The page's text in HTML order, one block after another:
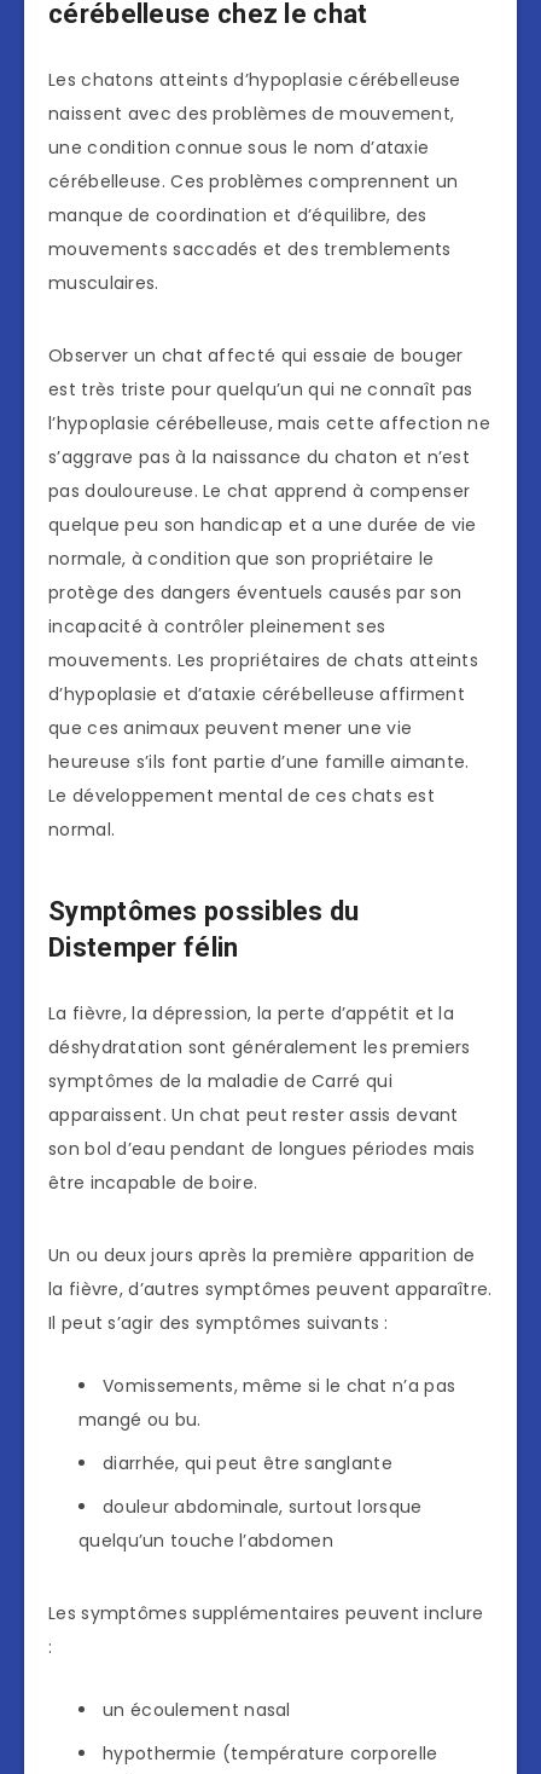
cérébelleuse chez le chat
Les chatons atteints d’hypoplasie cérébelleuse
naissent avec des problèmes de mouvement,
une condition connue sous le nom d’ataxie
cérébelleuse. Ces problèmes comprennent un
manque de coordination et d’équilibre, des
mouvements saccadés et des tremblements
musculaires.
Observer un chat affecté qui essaie de bouger
est très triste pour quelqu’un qui ne connaît pas
l’hypoplasie cérébelleuse, mais cette affection ne
s’aggrave pas à la naissance du chaton et n’est
pas douloureuse. Le chat apprend à compenser
quelque peu son handicap et a une durée de vie
normale, à condition que son propriétaire le
protège des dangers éventuels causés par son
incapacité à contrôler pleinement ses
mouvements. Les propriétaires de chats atteints
d’hypoplasie et d’ataxie cérébelleuse affirment
que ces animaux peuvent mener une vie
heureuse s’ils font partie d’une famille aimante.
Le développement mental de ces chats est
normal.
Symptômes possibles du
Distemper félin
La fièvre, la dépression, la perte d’appétit et la
déshydratation sont généralement les premiers
symptômes de la maladie de Carré qui
apparaissent. Un chat peut rester assis devant
son bol d’eau pendant de longues périodes mais
être incapable de boire.
Un ou deux jours après la première apparition de
la fièvre, d’autres symptômes peuvent apparaître.
Il peut s’agir des symptômes suivants :
Vomissements, même si le chat n’a pas
mangé ou bu.
diarrhée, qui peut être sanglante
douleur abdominale, surtout lorsque
quelqu’un touche l’abdomen
Les symptômes supplémentaires peuvent inclure
:
un écoulement nasal
hypothermie (température corporelle